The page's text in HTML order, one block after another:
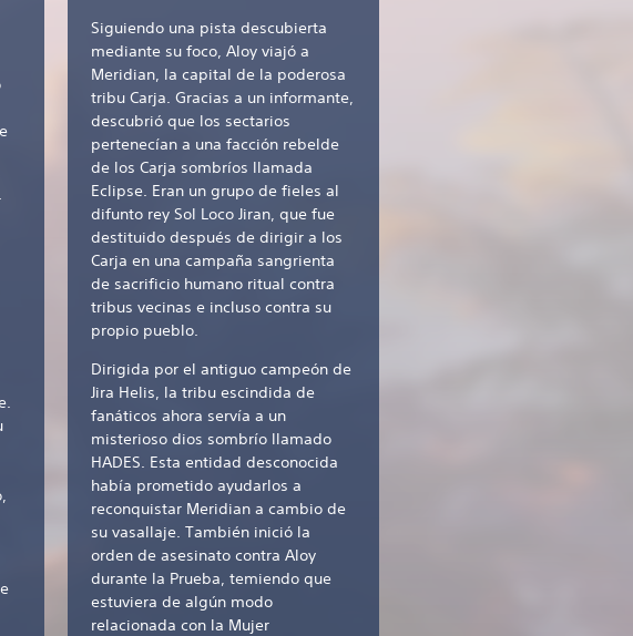
Siguiendo una pista descubierta
mediante su foco, Aloy viajó a
Meridian, la capital de la poderosa
tribu Carja. Gracias a un informante,
descubrió que los sectarios
pertenecían a una facción rebelde
de los Carja sombríos llamada
Eclipse. Eran un grupo de fieles al
difunto rey Sol Loco Jiran, que fue
destituido después de dirigir a los
Carja en una campaña sangrienta
de sacrificio humano ritual contra
tribus vecinas e incluso contra su
propio pueblo.
Dirigida por el antiguo campeón de
Jira Helis, la tribu escindida de
fanáticos ahora servía a un
misterioso dios sombrío llamado
HADES. Esta entidad desconocida
había prometido ayudarlos a
reconquistar Meridian a cambio de
su vasallaje. También inició la
orden de asesinato contra Aloy
durante la Prueba, temiendo que
estuviera de algún modo
relacionada con la Mujer